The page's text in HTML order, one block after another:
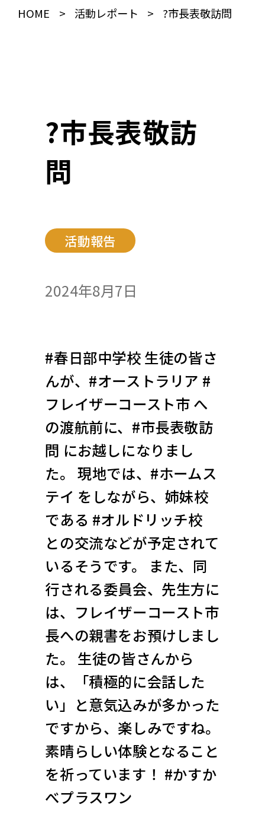
HOME > 活動レポート > ?市長表敬訪問
?市長表敬訪
問
活動報告
2024年8月7日
#春日部中学校 生徒の皆さ
んが、#オーストラリア #
フレイザーコースト市 へ
の渡航前に、#市長表敬訪
問 にお越しになりまし
た。 現地では、#ホームス
テイ をしながら、姉妹校
である #オルドリッチ校
との交流などが予定されて
いるそうです。 また、同
行される委員会、先生方に
は、フレイザーコースト市
長への親書をお預けしまし
た。 生徒の皆さんから
は、「積極的に会話した
い」と意気込みが多かった
ですから、楽しみですね。
素晴らしい体験となること
を祈っています！ #かすか
べプラスワン